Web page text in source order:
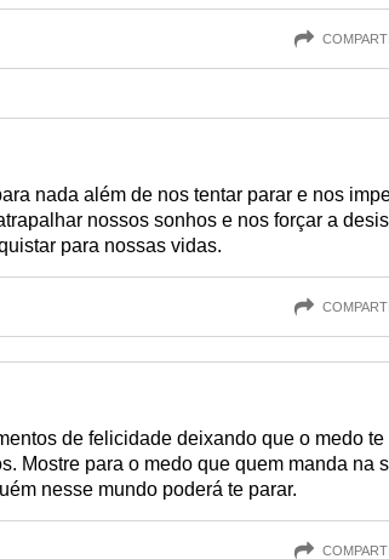
nada além de nos tentar parar e nos
nossos sonhos e nos forçar a
para nossas vidas.
de felicidade deixando que o medo te
Mostre para o medo que quem manda na
nesse mundo poderá te parar.